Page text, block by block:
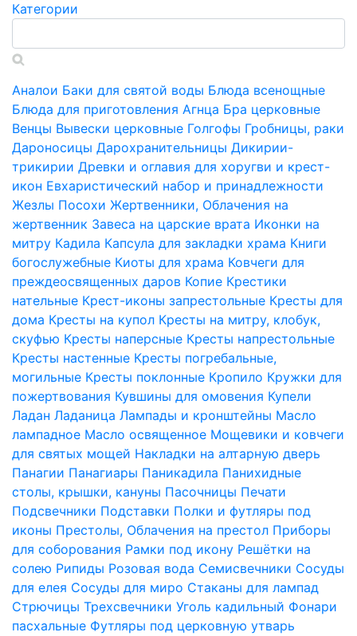
Категории
Аналои Баки для святой воды Блюда всенощные
Блюда для приготовления Агнца Бра церковные
Венцы Вывески церковные Голгофы Гробницы, раки
Дароносицы Дарохранительницы Дикирии-
трикирии Древки и оглавия для хоругви и крест-
икон Евхаристический набор и принадлежности
Жезлы Посохи Жертвенники, Облачения на
жертвенник Завеса на царские врата Иконки на
митру Кадила Капсула для закладки храма Книги
богослужебные Киоты для храма Ковчеги для
преждеосвященных даров Копие Крестики
нательные Крест-иконы запрестольные Кресты для
дома Кресты на купол Кресты на митру, клобук,
скуфью Кресты наперсные Кресты напрестольные
Кресты настенные Кресты погребальные,
могильные Кресты поклонные Кропило Кружки для
пожертвования Кувшины для омовения Купели
Ладан Ладаница Лампады и кронштейны Масло
лампадное Масло освященное Мощевики и ковчеги
для святых мощей Накладки на алтарную дверь
Панагии Панагиары Паникадила Панихидные
столы, крышки, кануны Пасочницы Печати
Подсвечники Подставки Полки и футляры под
иконы Престолы, Облачения на престол Приборы
для соборования Рамки под икону Решётки на
солею Рипиды Розовая вода Семисвечники Сосуды
для елея Сосуды для миро Стаканы для лампад
Стрючицы Трехсвечники Уголь кадильный Фонари
пасхальные Футляры под церковную утварь